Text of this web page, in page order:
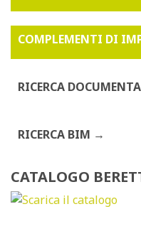
COMPLEMENTI DI
RICERCA
RICERCA BIM
CATALOGO